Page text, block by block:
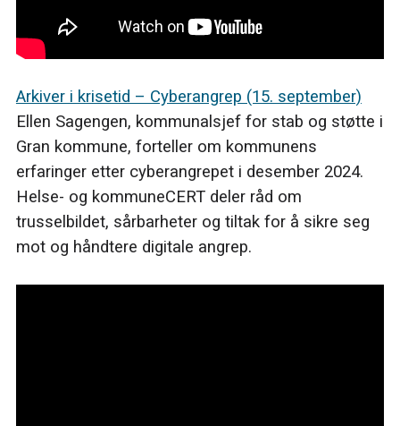
Arkiver i krisetid – Cyberangrep (15. september)
Ellen Sagengen, kommunalsjef for stab og støtte i
Gran kommune, forteller om kommunens
erfaringer etter cyberangrepet i desember 2024.
Helse- og kommuneCERT deler råd om
trusselbildet, sårbarheter og tiltak for å sikre seg
mot og håndtere digitale angrep.